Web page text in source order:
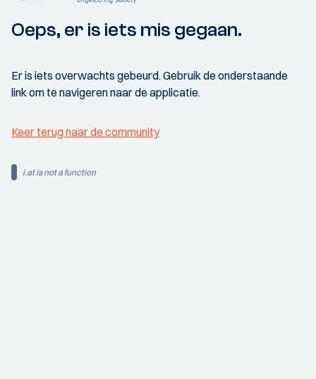
Oeps, er is iets mis gegaan.
Er is iets overwachts gebeurd. Gebruik de onderstaande
link om te navigeren naar de applicatie.
Keer terug naar de community
i.at is not a function